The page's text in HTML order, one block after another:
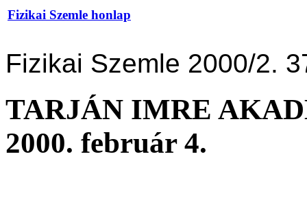
Fizikai Szemle honlap
Fizikai Szemle 2000/2.
TARJÁN IMRE
2000. február 4.